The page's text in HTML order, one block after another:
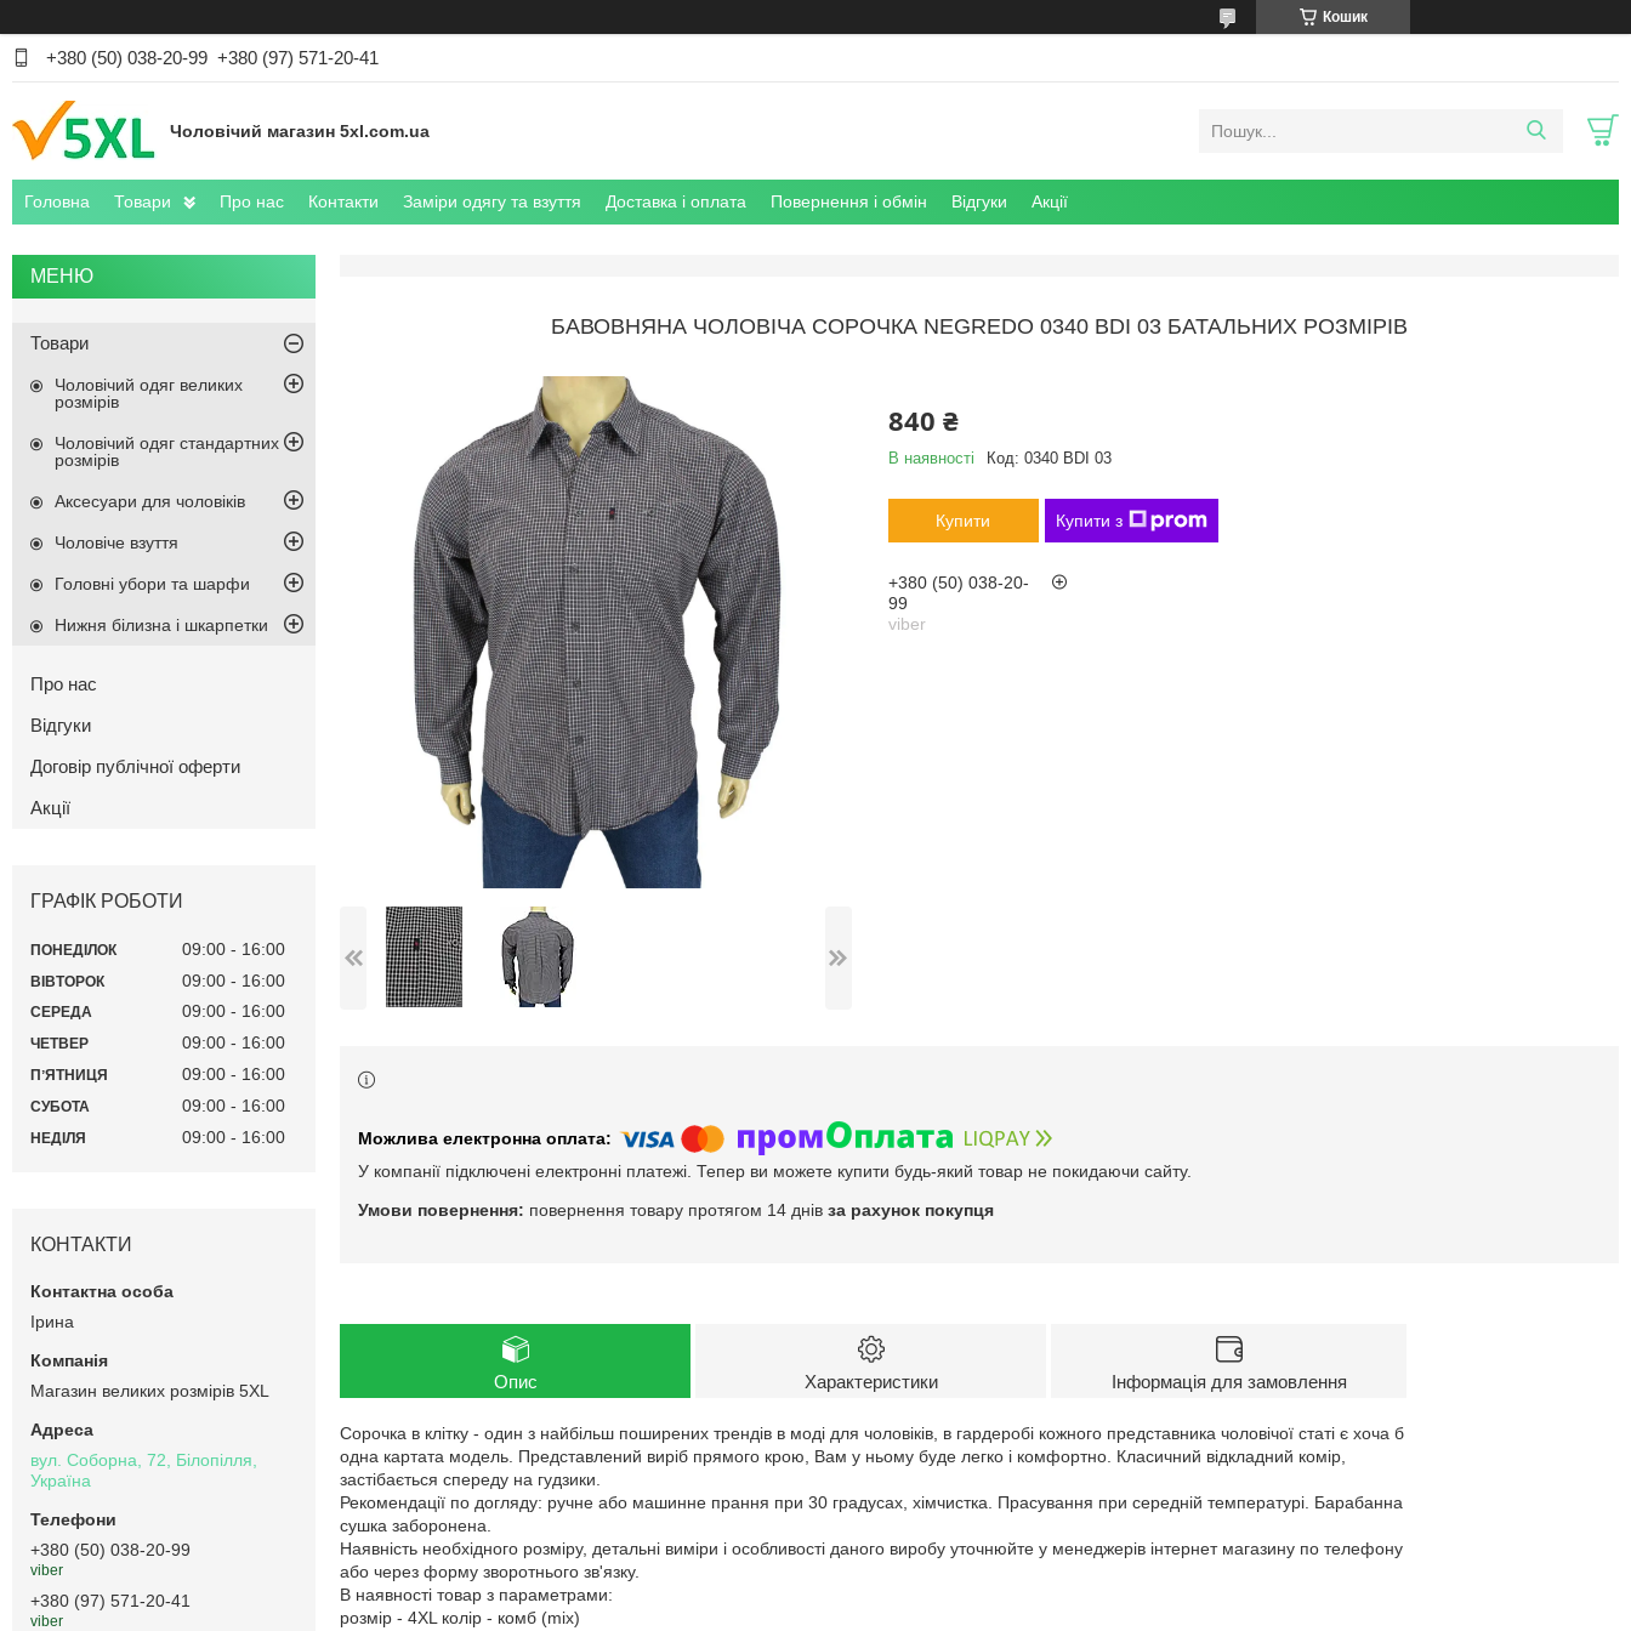
Кошик
+380 (50) 038-20-99 +380 (97) 571-20-41
Чоловічий магазин 5xl.com.ua
Головна Товари Про нас Контакти Заміри одягу та взуття Доставка і оплата Повернення і обмін Відгуки Акції
БАВОВНЯНА ЧОЛОВІЧА СОРОЧКА NEGREDO 0340 BDI 03 БАТАЛЬНИХ РОЗМІРІВ
840 ₴
В наявності Код: 0340 BDI 03
Купити Купити з
+380 (50) 038-20-
99
viber
У компанії підключені електронні платежі. Тепер ви можете купити будь-який товар не покидаючи сайту.
повернення товару протягом 14 днів за рахунок покупця
Опис Характеристики Інформація для замовлення
Сорочка в клітку - один з найбільш поширених трендів в моді для чоловіків, в гардеробі кожного представника чоловічої статі є хоча б
одна картата модель. Представлений виріб прямого крою, Вам у ньому буде легко і комфортно. Класичний відкладний комір,
застібається спереду на гудзики.
Рекомендації по догляду: ручне або машинне прання при 30 градусах, хімчистка. Прасування при середній температурі. Барабанна
сушка заборонена.
Наявність необхідного розміру, детальні виміри і особливості даного виробу уточнюйте у менеджерів інтернет магазину по телефону
або через форму зворотнього зв'язку.
В наявності товар з параметрами:
розмір - 4XL колір - комб (mix)
Товари
Чоловічий одяг великих
розмірів
Чоловічий одяг стандартних
розмірів
Аксесуари для чоловіків
Чоловіче взуття
Головні убори та шарфи
Нижня білизна і шкарпетки
Про нас
Відгуки
Договір публічної оферти
Акції
ГРАФІК РОБОТИ
ПОНЕДІЛОК 09:00 16:00
ВІВТОРОК 09:00 16:00
СЕРЕДА 09:00 16:00
ЧЕТВЕР 09:00 16:00
ПʼЯТНИЦЯ 09:00 16:00
СУБОТА 09:00 16:00
НЕДІЛЯ 09:00 16:00
КОНТАКТИ
Ірина
Магазин великих розмірів 5XL
вул. Соборна, 72, Білопілля,
Україна
+380 (50) 038-20-99
viber
+380 (97) 571-20-41
viber